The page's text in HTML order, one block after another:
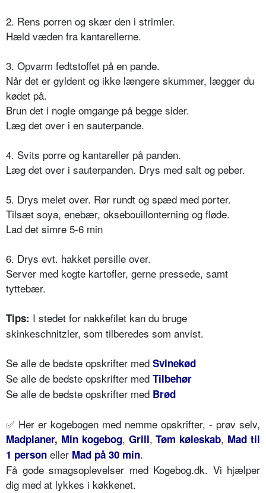
2. Rens porren og skær den i strimler.
Hæld væden fra kantarellerne.
3. Opvarm fedtstoffet på en pande.
Når det er gyldent og ikke længere skummer, lægger du
kødet på.
Brun det i nogle omgange på begge sider.
Læg det over i en sauterpande.
4. Svits porre og kantareller på panden.
Læg det over i sauterpanden. Drys med salt og peber.
5. Drys melet over. Rør rundt og spæd med porter.
Tilsæt soya, enebær, oksebouillonterning og fløde.
Lad det simre 5-6 min
6. Drys evt. hakket persille over.
Server med kogte kartofler, gerne pressede, samt
tyttebær.
Tips: I stedet for nakkefilet kan du bruge
skinkeschnitzler, som tilberedes som anvist.
Se alle de bedste opskrifter med Svinekød
Se alle de bedste opskrifter med Tilbehør
Se alle de bedste opskrifter med Brød
✅ Her er kogebogen med nemme opskrifter, - prøv selv,
Madplaner, Min kogebog, Grill,Tøm køleskab, Mad til
1 person eller Mad på 30 min.
Få gode smagsoplevelser med Kogebog.dk. Vi hjælper
dig med at lykkes i køkkenet.